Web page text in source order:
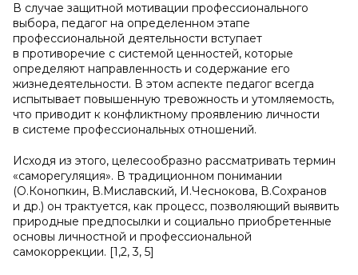
В случае защитной мотивации профессионального
выбора, педагог на определенном этапе
профессиональной деятельности вступает
в противоречие с системой ценностей, которые
определяют направленность и содержание его
жизнедеятельности. В этом аспекте педагог всегда
испытывает повышенную тревожность и утомляемость,
что приводит к конфликтному проявлению личности
в системе профессиональных отношений.
Исходя из этого, целесообразно рассматривать термин
«саморегуляция». В традиционном понимании
(О.Конопкин, В.Миславский, И.Чеснокова, В.Сохранов
и др.) он трактуется, как процесс, позволяющий выявить
природные предпосылки и социально приобретенные
основы личностной и профессиональной
самокоррекции. [1,2, 3, 5]